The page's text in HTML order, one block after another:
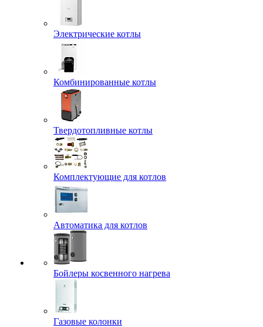
Электрические котлы
Комбинированные котлы
Твердотопливные котлы
Комплектующие для котлов
Автоматика для котлов
Бойлеры косвенного нагрева
Газовые колонки